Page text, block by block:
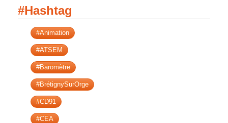
#Hashtag
#Animation
#ATSEM
#Baromètre
#BrétignySurOrge
#CD91
#CEA